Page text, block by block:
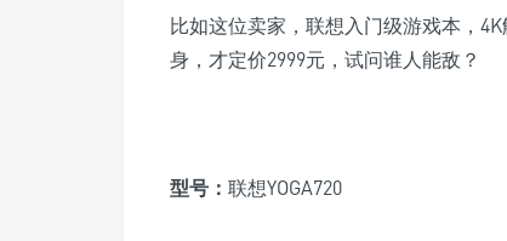
比如这位卖家，联想入门级游戏本，
身，才定价2999元，试问谁人能敌？
型号 ： 联想YOGA720